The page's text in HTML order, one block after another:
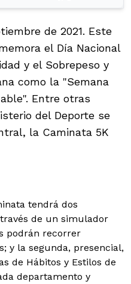
de 2021. Este
el Día Nacional
y el Sobrepeso y
como la "Semana
Entre otras
del Deporte se
la Caminata 5K
tendrá dos
de un simulador
podrán recorrer
y la segunda, presencial,
de Hábitos y Estilos de
departamento y